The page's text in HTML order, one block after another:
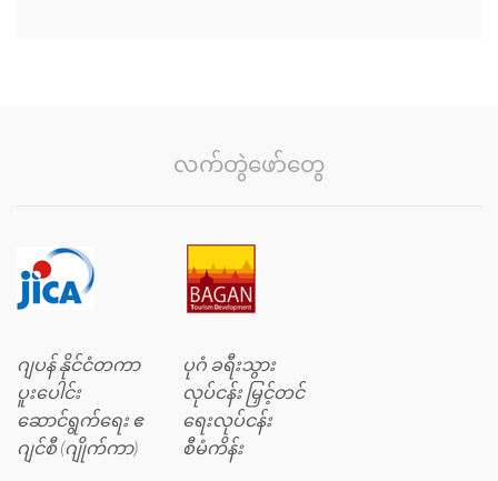
လက်တွဲဖော်တွေ
ဂျပန် နိုင်ငံတကာ
ပူးပေါင်း
ဆောင်ရွက်ရေး ဧ
ဂျင်စီ (ဂျိုက်ကာ)
ပုဂံ ခရီးသွား
လုပ်ငန်း မြှင့်တင်
ရေးလုပ်ငန်း
စီမံကိန်း